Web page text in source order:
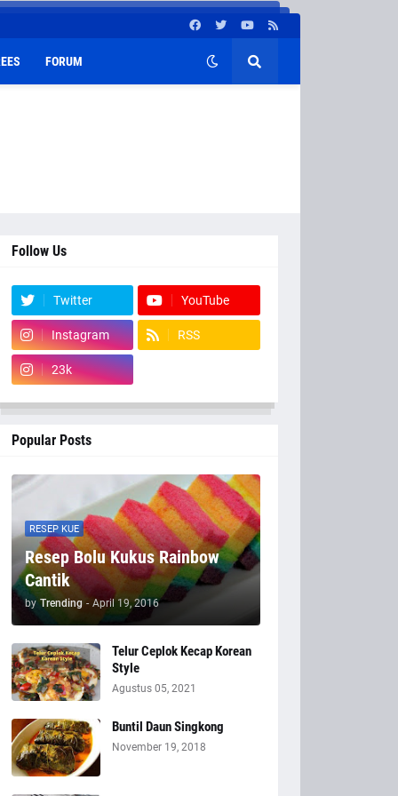
FORUM
Follow Us
Twitter YouTube
Instagram RSS
23k
Popular Posts
RESEP KUE
Resep Bolu Kukus Rainbow
Cantik
by Trending - April 19, 2016
Telur Ceplok Kecap Korean
Style
Agustus 05, 2021
Buntil Daun Singkong
November 19, 2018